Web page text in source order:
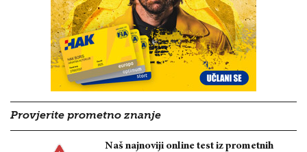
Provjerite prometno znanje
Naš najnoviji online test iz prometnih